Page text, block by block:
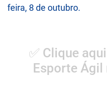
feira, 8 de outubro.
✅ Clique
Esporte Ágil